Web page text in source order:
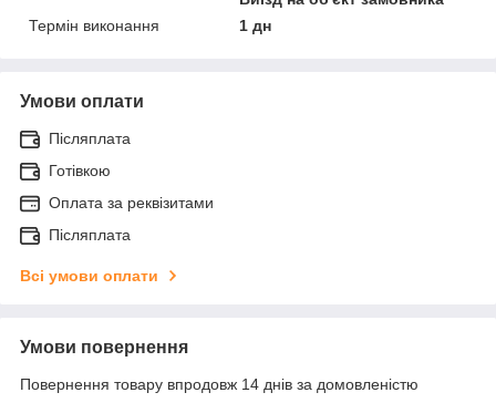
Термін виконання
1 дн
Умови оплати
Післяплата
Готівкою
Оплата за реквізитами
Післяплата
Всі умови оплати
Умови повернення
Повернення товару впродовж 14 днів за домовленістю